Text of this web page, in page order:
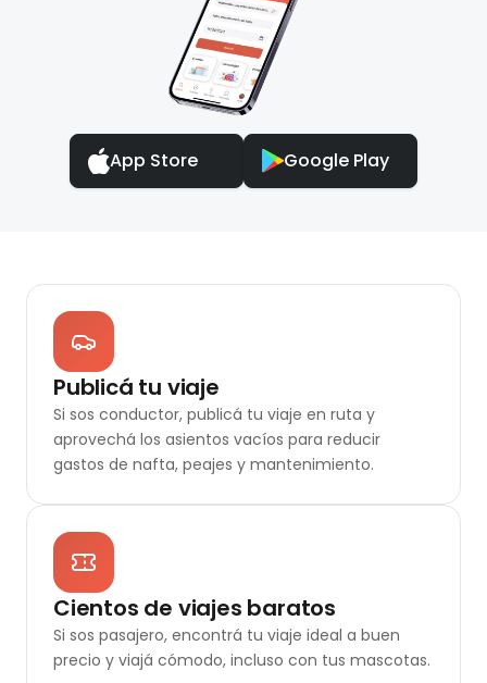
App Store Google Play
Publicá tu viaje
Si sos conductor, publicá tu viaje en ruta y
aprovechá los asientos vacíos para reducir
gastos de nafta, peajes y mantenimiento.
Cientos de viajes baratos
Si sos pasajero, encontrá tu viaje ideal a buen
precio y viajá cómodo, incluso con tus mascotas.